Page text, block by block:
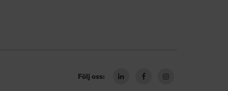
Följ oss: linkedinfacebookinstagram